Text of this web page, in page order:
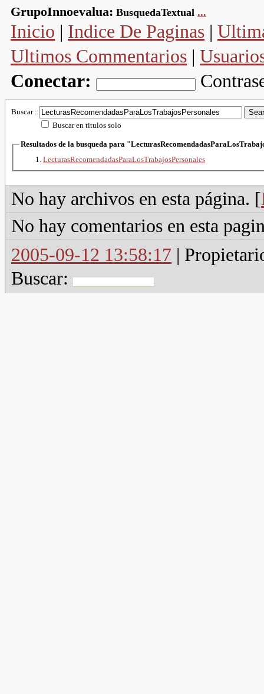
GrupoInnoevalua: BusquedaTextual ...
Inicio | Indice De Paginas |
Ultimos Commentarios |
Conectar:
Buscar :
Buscar en titulos solo
Resultados de la busqueda para
LecturasRecomendadasParaLosTrabajosPersonales
No hay archivos en esta página. [
No hay comentarios en esta
2005-09-12 13:58:17 |
Buscar: